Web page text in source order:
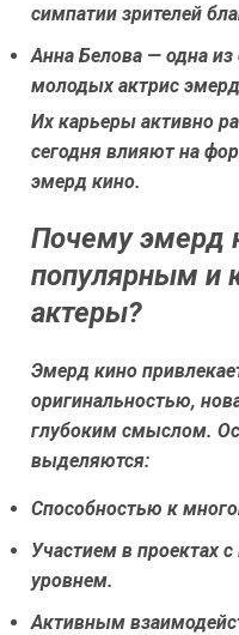
симпатии зрителей
Анна Белова — одна
молодых актрис
Их карьеры активно
сегодня влияют на
эмерд кино.
Почему эмерд
популярным и
актеры?
Эмерд кино
оригинальностью,
глубоким смыслом.
выделяются:
Способностью к
Участием в проектах
уровнем.
Активным